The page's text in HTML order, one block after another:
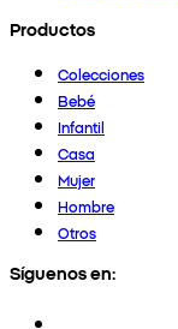
Productos
Colecciones
Bebé
Infantil
Casa
Mujer
Hombre
Otros
Síguenos en: